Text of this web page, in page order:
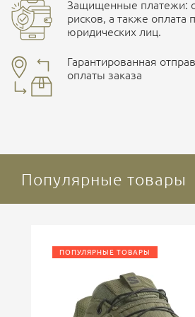
Наличные при самовывозе
подготовки счета.
Защищенные платежи:
рисков, а также оплата
юридических лиц.
Гарантированная
оплаты заказа
Популярные товары
ПОПУЛЯРНЫЕ ТОВАРЫ